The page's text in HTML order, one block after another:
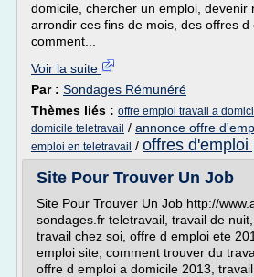
domicile, chercher un emploi, devenir
arrondir ces fins de mois, des offres d
comment...
Voir la suite
Par : Sondages Rémunéré
Thèmes liés : offre emploi travail a
domicile teletravail / annonce offre
emploi en teletravail / offres d'emploi
Site Pour Trouver Un Job
Site Pour Trouver Un Job http://
sondages.fr teletravail, travail de nuit,
travail chez soi, offre d emploi ete
emploi site, comment trouver du
offre d emploi a domicile 2013,